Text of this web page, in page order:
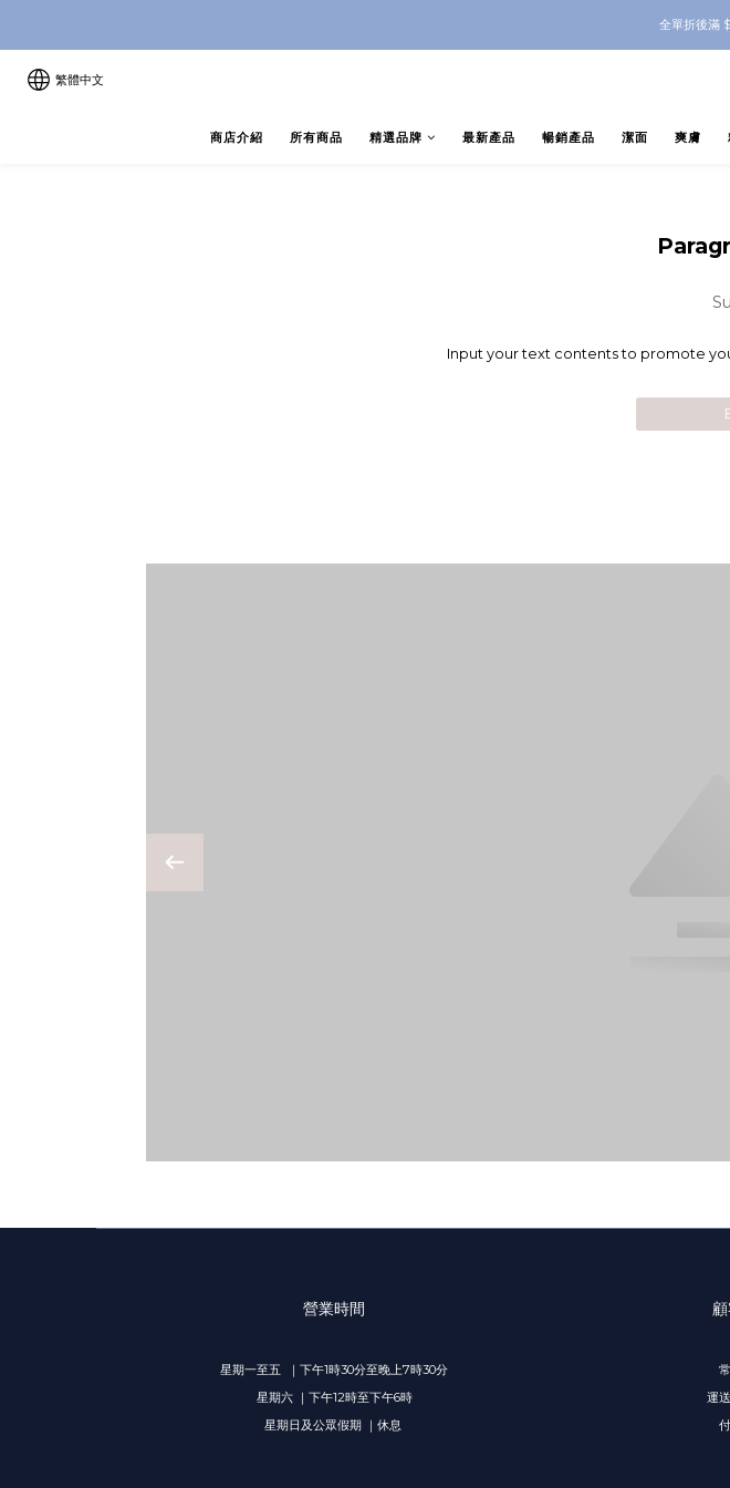
8月優惠 凡購物折後滿$250送Skinbeauty 自家Eyes Mask一對 每滿
全單折後滿
繁體中文
商店介紹 所有商品 精選品牌 最新產品 暢銷產品 潔面 爽膚
Input your text contents to promote
營業時間
星期一至五 ｜下午1時30分至晚上7時30分
星期六 ｜下午12時至下午6時
星期日及公眾假期 ｜休息
運